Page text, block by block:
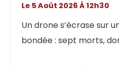
Un drone s’écrase sur
bondée : sept morts,
Le 5 Août 2026 À 12h30